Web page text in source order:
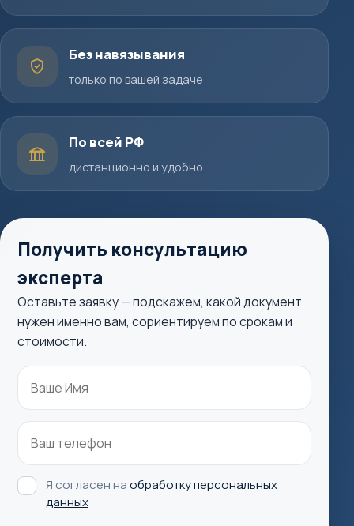
Без навязывания
только по вашей задаче
По всей РФ
дистанционно и удобно
Получить консультацию
эксперта
Оставьте заявку — подскажем, какой документ
нужен именно вам, сориентируем по срокам и
стоимости.
Я согласен наобработку персональных
данных